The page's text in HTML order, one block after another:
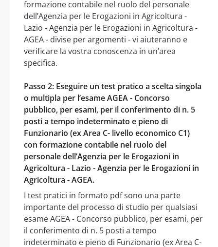
formazione contabile nel ruolo del personale
dell’Agenzia per le Erogazioni in Agricoltura -
Lazio - Agenzia per le Erogazioni in Agricoltura -
AGEA - divise per argomenti - vi aiuteranno e
verificare la vostra conoscenza in un’area
specifica.
Passo 2: Eseguire un test pratico a scelta singola
o multipla per l’esame AGEA - Concorso
pubblico, per esami, per il conferimento di n. 5
posti a tempo indeterminato e pieno di
Funzionario (ex Area C- livello economico C1)
con formazione contabile nel ruolo del
personale dell’Agenzia per le Erogazioni in
Agricoltura - Lazio - Agenzia per le Erogazioni in
Agricoltura - AGEA.
I test pratici in formato pdf sono una parte
importante del processo di studio per qualsiasi
esame AGEA - Concorso pubblico, per esami, per
il conferimento di n. 5 posti a tempo
indeterminato e pieno di Funzionario (ex Area C-